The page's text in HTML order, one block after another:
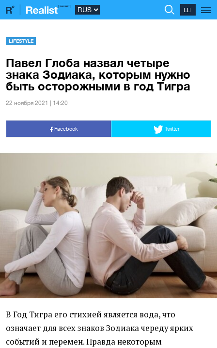
LIFESTYLE
Павел Глоба назвал четыре
знака Зодиака, которым нужно
быть осторожными в год Тигра
22 ноября 2021 | 14:20
Facebook Twitter
В Год Тигра его стихией является вода, что
означает для всех знаков Зодиака череду ярких
событий и перемен. Правда некоторым